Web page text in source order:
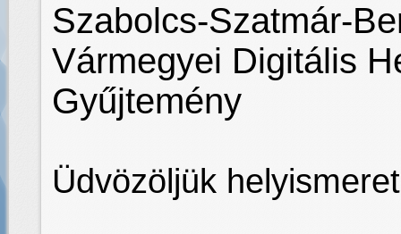
Szabolcs-Szatmár-
Vármegyei Digitális
Gyűjtemény
Üdvözöljük